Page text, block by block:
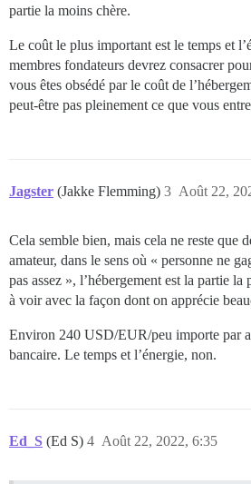
partie la moins chère.
Le coût le plus important est le temps et
membres fondateurs devrez consacrer
vous êtes obsédé par le coût de
peut-être pas pleinement ce que vous
Jagster (Jakke Flemming) Août 22,
3
Cela semble bien, mais cela ne reste que
amateur, dans le sens où « personne ne
pas assez », l’hébergement est la partie la
à voir avec la façon dont on apprécie
Environ 240 USD/EUR/peu importe par
bancaire. Le temps et l’énergie, non.
Ed_S (Ed S) Août 22, 2022, 6:35
4